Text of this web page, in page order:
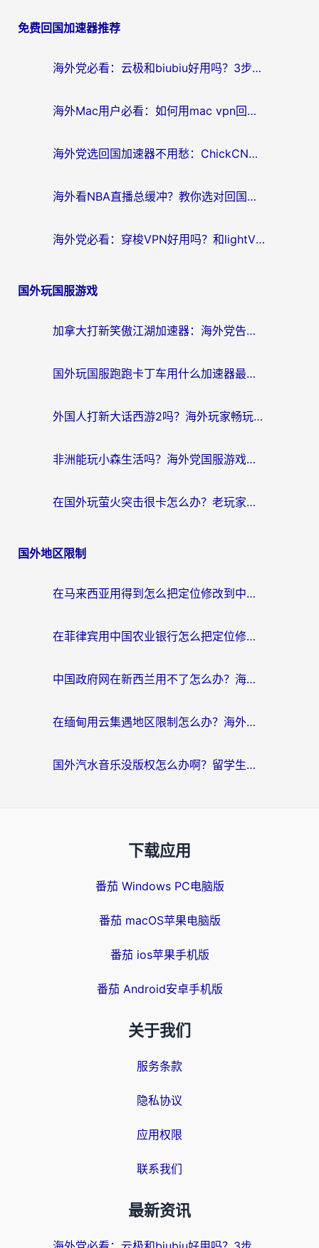
导
免费回国加速器推荐
海外党必看：云极和biubiu好用吗？3步选对回国加速器，无缝刷国内剧玩手游
海外Mac用户必看：如何用mac vpn回国实现无缝刷国内剧玩国服？
海外党选回国加速器不用愁：ChickCN和SpeedCN好用吗？实测对比+避坑指南
海外看NBA直播总缓冲？教你选对回国加速器，无缝看球还能刷国内剧
海外党必看：穿梭VPN好用吗？和lightVPN对比哪个回国效果更好？附真实体验与选择指南
国外玩国服游戏
加拿大打新笑傲江湖加速器：海外党告别延迟卡顿的实用指南
国外玩国服跑跑卡丁车用什么加速器最好？2026真实玩家亲测避坑指南
外国人打新大话西游2吗？海外玩家畅玩国服游戏的终极加速器指南
非洲能玩小森生活吗？海外党国服游戏加速器终极指南（附阿根廷CF手游帕斯卡契约解决方案）
在国外玩萤火突击很卡怎么办？老玩家亲测有效的加速器选择指南
国外地区限制
在马来西亚用得到怎么把定位修改到中国国内？留学生亲测有效的追剧看片攻略
在菲律宾用中国农业银行怎么把定位修改到中国国内？海外华人必看的数字生活解决方案
中国政府网在新西兰用不了怎么办？海外华人追剧看新闻的实用指南
在缅甸用云集遇地区限制怎么办？海外党亲测有效解决方案来了！
国外汽水音乐没版权怎么办啊？留学生亲测有效的回国加速攻略
下载应用
番茄 Windows PC电脑版
番茄 macOS苹果电脑版
番茄 ios苹果手机版
番茄 Android安卓手机版
关于我们
服务条款
隐私协议
应用权限
联系我们
最新资讯